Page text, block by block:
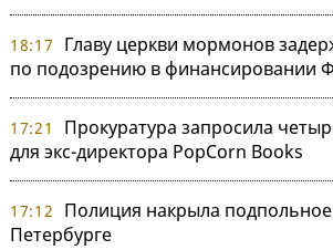
18:17
Главу церкви мормонов
по подозрению в финансировании
17:21
Прокуратура запросила
для экс-директора PopCorn Books
17:12
Полиция накрыла
Петербурге